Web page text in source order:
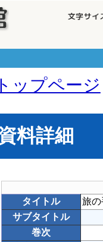
トップページ
料詳細
タイトル
旅
サブタイトル
巻次